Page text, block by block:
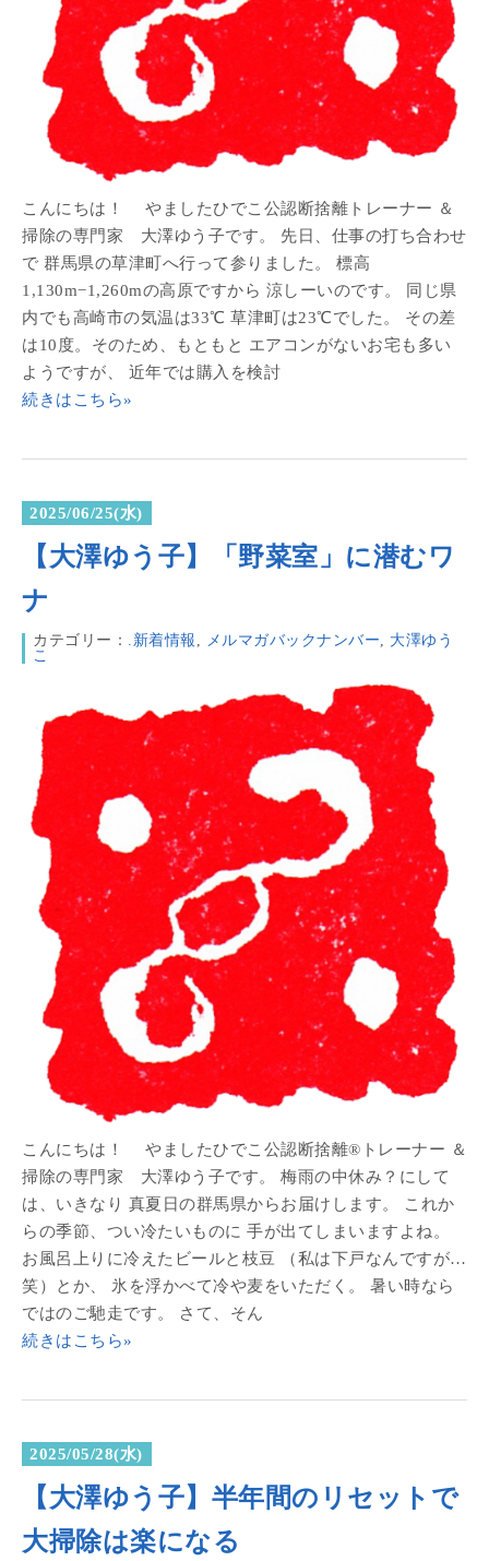
こんにちは！ やましたひでこ公認断捨離トレーナー ＆
掃除の専門家 大澤ゆう子です。 先日、仕事の打ち合わせ
で 群馬県の草津町へ行って参りました。 標高
1,130m−1,260mの高原ですから 涼しーいのです。 同じ県
内でも高崎市の気温は33℃ 草津町は23℃でした。 その差
は10度。そのため、もともと エアコンがないお宅も多い
ようですが、 近年では購入を検討
続きはこちら»
2025/06/25(水)
【大澤ゆう子】「野菜室」に潜むワ
ナ
カテゴリー： .新着情報 , メルマガバックナンバー, 大澤ゆう
こ
こんにちは！ やましたひでこ公認断捨離®トレーナー ＆
掃除の専門家 大澤ゆう子です。 梅雨の中休み？にして
は、いきなり 真夏日の群馬県からお届けします。 これか
らの季節、つい冷たいものに 手が出てしまいますよね。
お風呂上りに冷えたビールと枝豆 （私は下戸なんですが…
笑）とか、 氷を浮かべて冷や麦をいただく。 暑い時なら
ではのご馳走です。 さて、そん
続きはこちら»
2025/05/28(水)
【大澤ゆう子】半年間のリセットで
大掃除は楽になる